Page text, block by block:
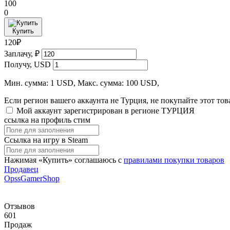
100
0
Купить
120₽
Заплачу, ₽
Получу, USD
Мин. сумма: 1 USD, Макс. сумма: 100 USD,
Если регион вашего аккаунта не Турция, не покупайте этот
Мой аккаунт зарегистрирован в регионе ТУРЦИЯ
ссылка на профиль стим
Ссылка на игру в Steam
Нажимая «Купить» соглашаюсь с правилами покупки товаров
Продавец
OpssGamerShop
Отзывов
601
Продаж